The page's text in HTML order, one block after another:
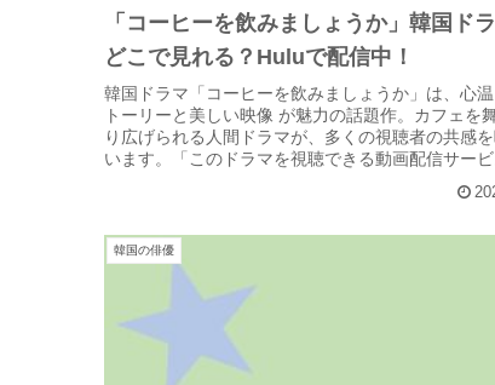
「コーヒーを飲みましょうか」韓国ド
どこで見れる？Huluで配信中！
韓国ドラマ「コーヒーを飲みましょうか」は、心
トーリーと美しい映像 が魅力の話題作。カフェを
り広げられる人間ドラマが、多くの視聴者の共感
います。「このドラマを視聴できる動画配信サービ
韓国の俳優